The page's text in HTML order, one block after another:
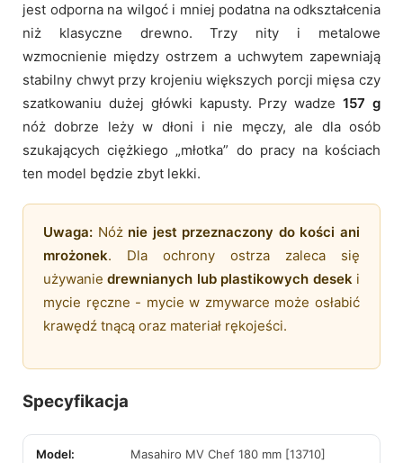
jest odporna na wilgoć i mniej podatna na odkształcenia
niż klasyczne drewno. Trzy nity i metalowe
wzmocnienie między ostrzem a uchwytem zapewniają
stabilny chwyt przy krojeniu większych porcji mięsa czy
szatkowaniu dużej główki kapusty. Przy wadze157 g
nóż dobrze leży w dłoni i nie męczy, ale dla osób
szukających ciężkiego „młotka” do pracy na kościach
ten model będzie zbyt lekki.
Uwaga: Nóż nie jest przeznaczony do kości ani
mrożonek. Dla ochrony ostrza zaleca się
używaniedrewnianych lub plastikowych deseki
mycie ręczne - mycie w zmywarce może osłabić
krawędź tnącą oraz materiał rękojeści.
Specyfikacja
Model: Masahiro MV Chef 180 mm [13710]